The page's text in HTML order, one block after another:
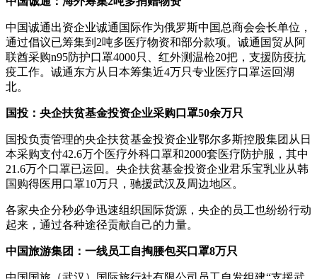
中国诚通出资企业诚通国际作为俄罗斯中国总商会会长单位，
通过倡议已筹集到2吨多医疗物资和部分款项。诚通国贸从阿
联酋采购n95防护口罩4000只、红外测温枪20把，支援防疫抗
疫工作。诚通东方从日本筹集近4万只专业医疗口罩运回湖
北。
国投：央企扶贫基金投资企业采购口罩50余万只
国投负责管理的央企扶贫基金投资企业鄂尔多斯控股集团从日
本采购支付42.6万个医疗外科口罩和2000套医疗防护服，其中
21.6万个口罩已运回。央企扶贫基金投资企业君乐宝乳业从韩
国购得医用口罩10万只，驰援武汉及周边地区。
各家央企分秒必争迅速组织国际货源，央企的员工也纷纷行动
起来，通过各种途径贡献自己的力量。
中国旅游集团：一线员工自掏腰包买口罩8万只